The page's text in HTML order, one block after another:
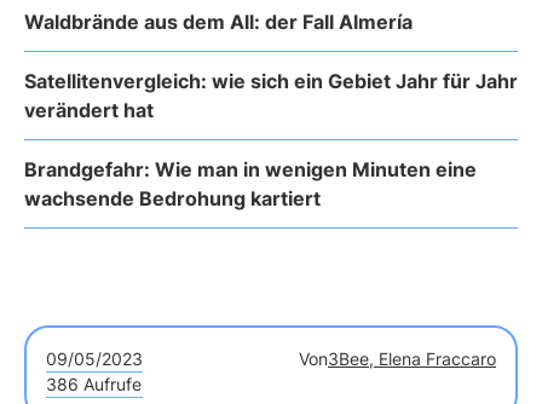
Waldbrände aus dem All: der Fall Almería
Satellitenvergleich: wie sich ein Gebiet Jahr für Jahr
verändert hat
Brandgefahr: Wie man in wenigen Minuten eine
wachsende Bedrohung kartiert
09/05/2023 Von3Bee, Elena Fraccaro
386 Aufrufe